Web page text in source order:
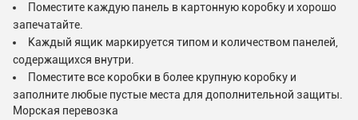
Поместите каждую панель в картонную коробку и хорошо
запечатайте.
Каждый ящик маркируется типом и количеством панелей,
содержащихся внутри.
Поместите все коробки в более крупную коробку и
заполните любые пустые места для дополнительной защиты.
Морская перевозка